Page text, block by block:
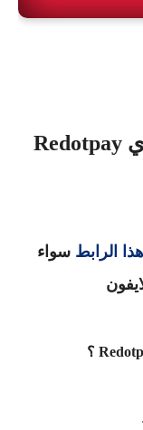
كيفية تنزيل تطبيق ريدوت باي Redotpay
هذا الرابط سواء